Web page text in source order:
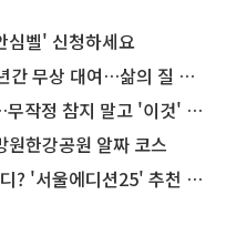
심벨' 신청하세요
상 대여…삶의 질 높인다
참지 말고 '이것' 해보세요!
한강공원 알짜 코스
'서울에디션25' 추천 코스